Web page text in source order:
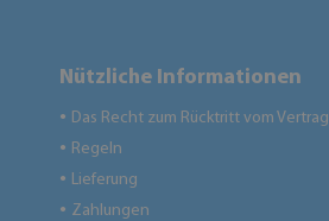
Nützliche Informationen
● Das Recht zum Rücktritt vom Vertrag
● Regeln
● Lieferung
● Zahlungen